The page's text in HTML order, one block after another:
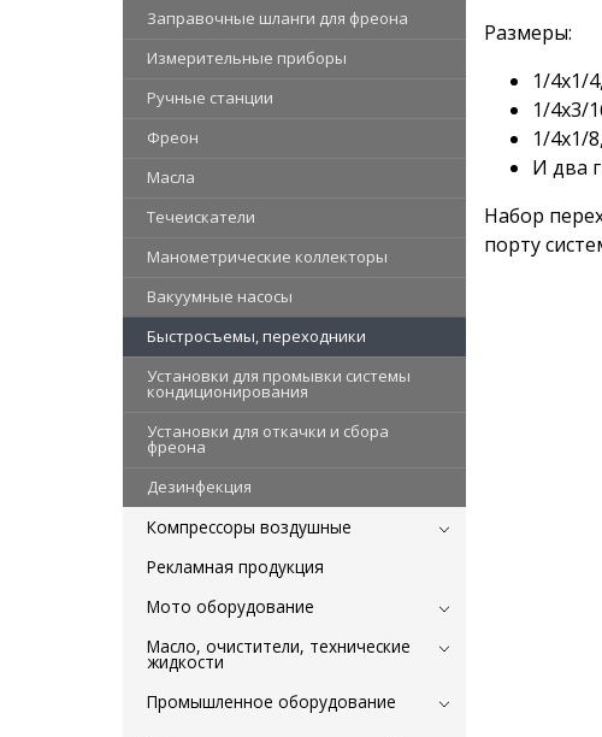
Заправочные шланги для фреона
Измерительные приборы
Ручные станции
Фреон
Масла
Течеискатели
Манометрические коллекторы
Вакуумные насосы
Быстросъемы, переходники
Установки для промывки системы
кондиционирования
Установки для откачки и сбора
фреона
Дезинфекция
Компрессоры воздушные
Рекламная продукция
Мото оборудование
Масло, очистители, технические
жидкости
Промышленное оборудование
Размеры:
1/4х1/4,
1/4х3/
1/4х1/8,
И два
Набор
порту